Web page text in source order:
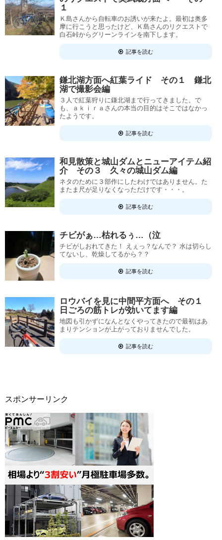
１
Ｋ島さんから自転車のお誘いが来たよ。最初は奥多
摩に行こうと思ったけど、Ｋ島さんのリクエストで
白石峠からグリーンラインを南下します。
記事を読む
鎌北湖方面へ紅葉ライド その１ 鎌北
湖で撮影会編
３人で紅葉狩りに鎌北湖まで行ってきました。で
も、ａｋｉｒａさんの本当の目的はそこではなかっ
たようです。
記事を読む
和見散策と城山ダムとニューアイテム紹
介 その３ 久々の城山ダム編
ネタのために３部作にしたわけではありません。た
またま尺が足りなくなっただけです・・・。
記事を読む
チビがぁ…枯れるぅ…（泣
チビがしおれてきた！ えぇっ？なんで？ 水は切らし
てないし、乾燥してるから？？
記事を読む
ロウバイを見に中間平方面へ その１
日ごろの筋トレが効いてます編
地図も引かずになんとなくやってきたので最初はあ
まりテンションが上がっておりませんでした。
記事を読む
スポンサーリンク